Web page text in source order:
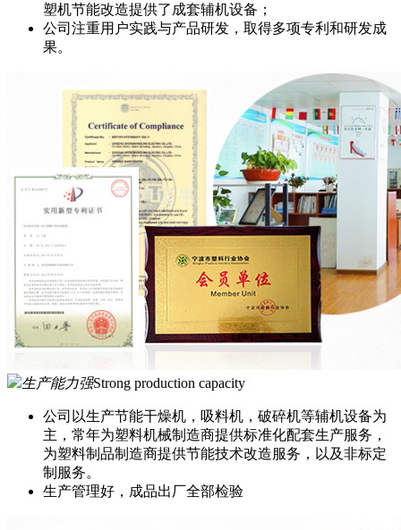
塑机节能改造提供了成套辅机设备；
公司注重用户实践与产品研发，取得多项专利和研发成
果。
生产能力强Strong production capacity
公司以生产节能干燥机，吸料机，破碎机等辅机设备为
主，常年为塑料机械制造商提供标准化配套生产服务，
为塑料制品制造商提供节能技术改造服务，以及非标定
制服务。
生产管理好，成品出厂全部检验